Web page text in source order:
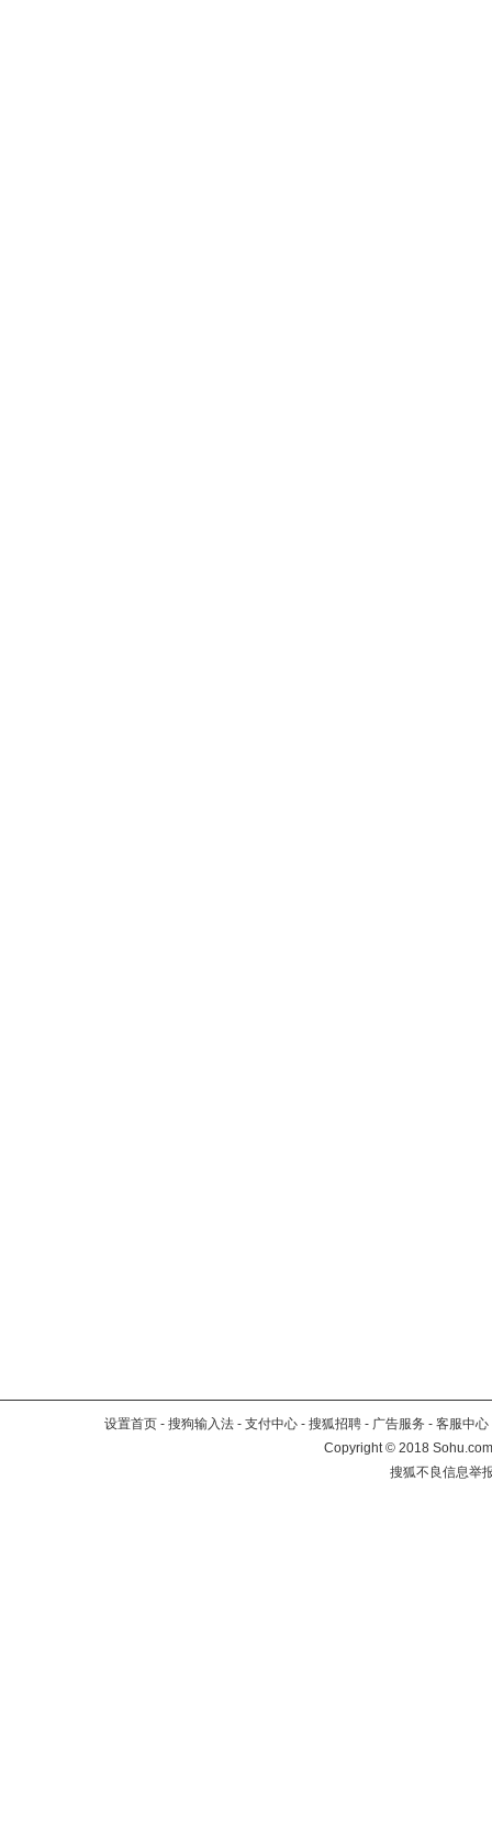
设置首页 - 搜狗输入法 - 支付中心 - 搜狐招聘 - 广告服务 - 客服中心
Copyright©2018
搜狐不良信息举